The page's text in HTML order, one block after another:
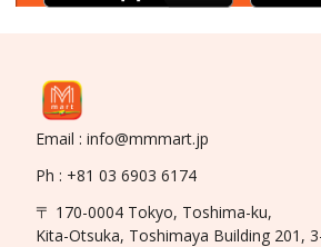
Email : info@mmmart.jp
Ph : +81 03 6903 6174
〒 170-0004 Tokyo, Toshima-ku,
Kita-Otsuka, Toshimaya Building 201,